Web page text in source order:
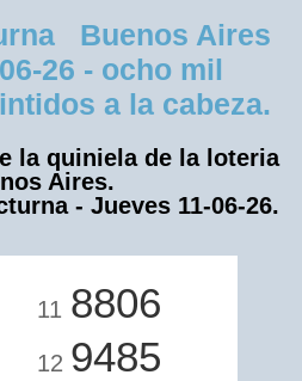
Buenos Aires
26 - ocho mil
a la cabeza.
la quiniela de la loteria
Aires.
- Jueves 11-06-26.
11 8806
12 9485